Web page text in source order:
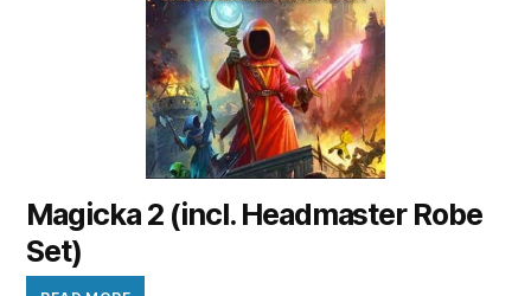
Magicka 2 (incl. Headmaster Robe
Set)